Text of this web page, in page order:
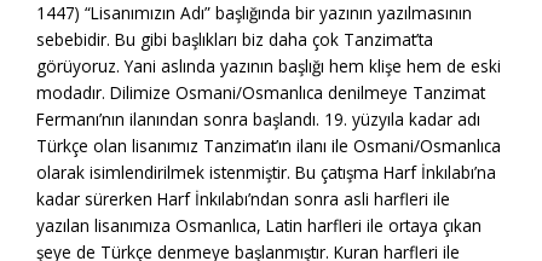
1447) “Lisanımızın Adı” başlığında bir yazının yazılmasının
sebebidir. Bu gibi başlıkları biz daha çok Tanzimat’ta
görüyoruz. Yani aslında yazının başlığı hem klişe hem de eski
modadır. Dilimize Osmani/Osmanlıca denilmeye Tanzimat
Fermanı’nın ilanından sonra başlandı. 19. yüzyıla kadar adı
Türkçe olan lisanımız Tanzimat’ın ilanı ile Osmani/Osmanlıca
olarak isimlendirilmek istenmiştir. Bu çatışma Harf İnkılabı’na
kadar sürerken Harf İnkılabı’ndan sonra asli harfleri ile
yazılan lisanımıza Osmanlıca, Latin harfleri ile ortaya çıkan
şeye de Türkçe denmeye başlanmıştır. Kuran harfleri ile